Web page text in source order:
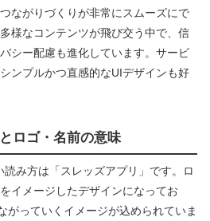
ながりづくりが非常にスムーズにで
様なコンテンツが飛び交う中で、信
シー配慮も進化しています。サービ
ンプルかつ直感的なUIデザインも好
ロゴ・名前の意味
読み方は「スレッズアプリ」です。ロ
イメージしたデザインになってお
がっていくイメージが込められていま